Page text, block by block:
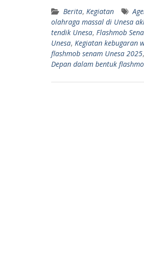
p
p
a
m
Berita, Kegiatan
olahraga massal di Unesa
tendik Unesa, Flashmob
Unesa, Kegiatan kebugaran
flashmob senam Unesa 2025,
Depan dalam bentuk